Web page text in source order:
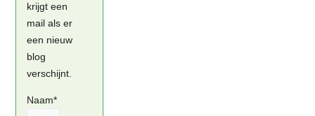
krijgt een
mail als er
een nieuw
blog
verschijnt.
Naam*